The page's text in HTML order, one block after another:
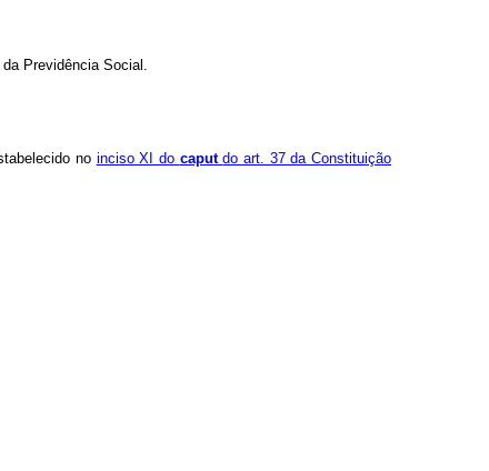
Previdência Social.
no inciso XI do caputdo art. 37 da Constituição